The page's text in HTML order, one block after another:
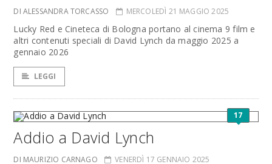
DI ALESSANDRA TORCASSO MERCOLEDÌ 21 MAGGIO 2025
Lucky Red e Cineteca di Bologna portano al cinema 9 film e
altri contenuti speciali di David Lynch da maggio 2025 a
gennaio 2026
LEGGI
17
Addio a David Lynch
DI MAURIZIO CARNAGO VENERDÌ 17 GENNAIO 2025